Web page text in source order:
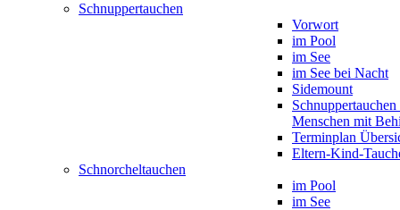
Schnuppertauchen
Vorwort
im Pool
im See
im See bei Nacht
Sidemount
Menschen mit
Terminplan
Eltern-Kind-
Schnorcheltauchen
im Pool
im See